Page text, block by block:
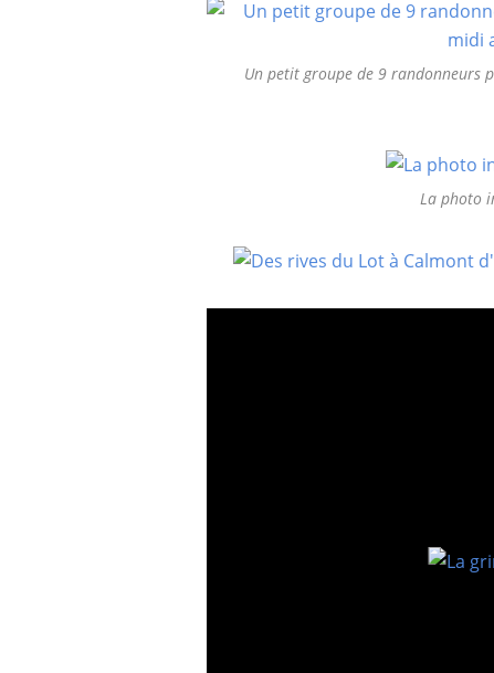
Un petit groupe de 9 randonneurs
La photo